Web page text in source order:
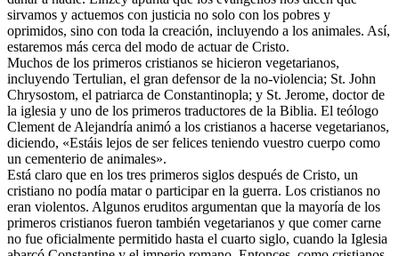
sirvamos y actuemos con justicia no solo con los pobres y
oprimidos, sino con toda la creación, incluyendo a los animales. Así,
estaremos más cerca del modo de actuar de Cristo.
Muchos de los primeros cristianos se hicieron vegetarianos,
incluyendo Tertulian, el gran defensor de la no-violencia; St. John
Chrysostom, el patriarca de Constantinopla; y St. Jerome, doctor de
la iglesia y uno de los primeros traductores de la Biblia. El teólogo
Clement de Alejandría animó a los cristianos a hacerse vegetarianos,
diciendo, «Estáis lejos de ser felices teniendo vuestro cuerpo como
un cementerio de animales».
Está claro que en los tres primeros siglos después de Cristo, un
cristiano no podía matar o participar en la guerra. Los cristianos no
eran violentos. Algunos eruditos argumentan que la mayoría de los
primeros cristianos fueron también vegetarianos y que comer carne
no fue oficialmente permitido hasta el cuarto siglo, cuando la Iglesia